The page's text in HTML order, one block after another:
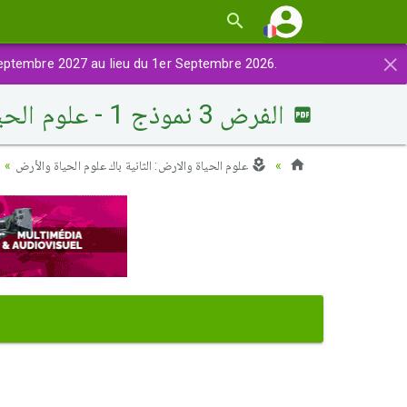
×
2027 au lieu du 1er Septembre 2026.
الفرض 3 نموذج 1 - علوم الحياة والارض ثانية باك علوم الحياة والأرض الدورة الأولى
علوم الحياة والارض: الثانية باك علوم الحياة والأرض